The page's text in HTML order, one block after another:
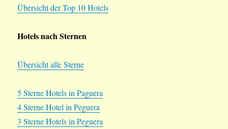
Übersicht der Top 10 Hotels
Hotels nach Sternen
Übersicht alle Sterne
5 Sterne Hotels in Paguera
4 Sterne Hotel in Peguera
3 Sterne Hotels in Peguera